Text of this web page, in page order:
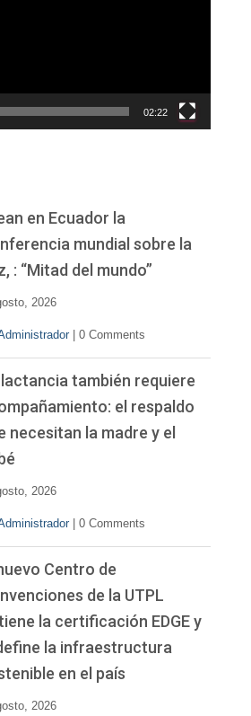
02:22
en Ecuador la
mundial sobre la
: “Mitad del mundo”
2026
0 Comments
también requiere
el respaldo
necesitan la madre y el
2026
0 Comments
Centro de
de la UTPL
la certificación EDGE y
la infraestructura
en el país
2026